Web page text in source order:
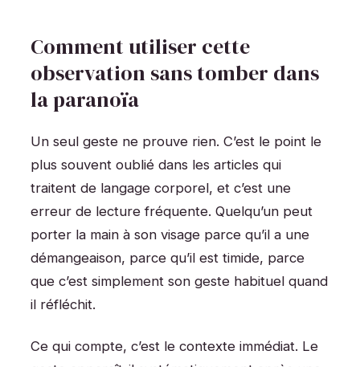
Comment utiliser cette
observation sans tomber dans
la paranoïa
Un seul geste ne prouve rien. C’est le point le
plus souvent oublié dans les articles qui
traitent de langage corporel, et c’est une
erreur de lecture fréquente. Quelqu’un peut
porter la main à son visage parce qu’il a une
démangeaison, parce qu’il est timide, parce
que c’est simplement son geste habituel quand
il réfléchit.
Ce qui compte, c’est le contexte immédiat. Le